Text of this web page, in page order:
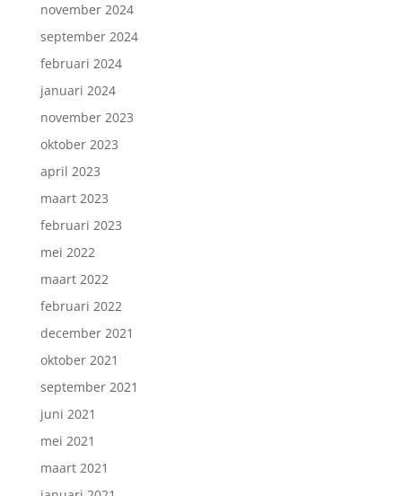
november 2024
september 2024
februari 2024
januari 2024
november 2023
oktober 2023
april 2023
maart 2023
februari 2023
mei 2022
maart 2022
februari 2022
december 2021
oktober 2021
september 2021
juni 2021
mei 2021
maart 2021